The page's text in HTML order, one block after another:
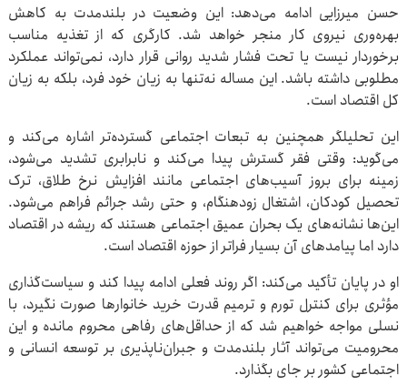
حسن میرزایی ادامه می‌دهد: این وضعیت در بلندمدت به کاهش
بهره‌وری نیروی کار منجر خواهد شد. کارگری که از تغذیه مناسب
برخوردار نیست یا تحت فشار شدید روانی قرار دارد، نمی‌تواند عملکرد
مطلوبی داشته باشد. این مساله نه‌تنها به زیان خود فرد، بلکه به زیان
کل اقتصاد است.
این تحلیلگر همچنین به تبعات اجتماعی گسترده‌تر اشاره می‌کند و
می‌گوید: وقتی فقر گسترش پیدا می‌کند و نابرابری تشدید می‌شود،
زمینه برای بروز آسیب‌های اجتماعی مانند افزایش نرخ طلاق، ترک
تحصیل کودکان، اشتغال زودهنگام، و حتی رشد جرائم فراهم می‌شود.
این‌ها نشانه‌های یک بحران عمیق اجتماعی هستند که ریشه در اقتصاد
دارد اما پیامدهای آن بسیار فراتر از حوزه اقتصاد است.
او در پایان تأکید می‌کند: اگر روند فعلی ادامه پیدا کند و سیاست‌گذاری
مؤثری برای کنترل تورم و ترمیم قدرت خرید خانوارها صورت نگیرد، با
نسلی مواجه خواهیم شد که از حداقل‌های رفاهی محروم مانده و این
محرومیت می‌تواند آثار بلندمدت و جبران‌ناپذیری بر توسعه انسانی و
اجتماعی کشور بر جای بگذارد.